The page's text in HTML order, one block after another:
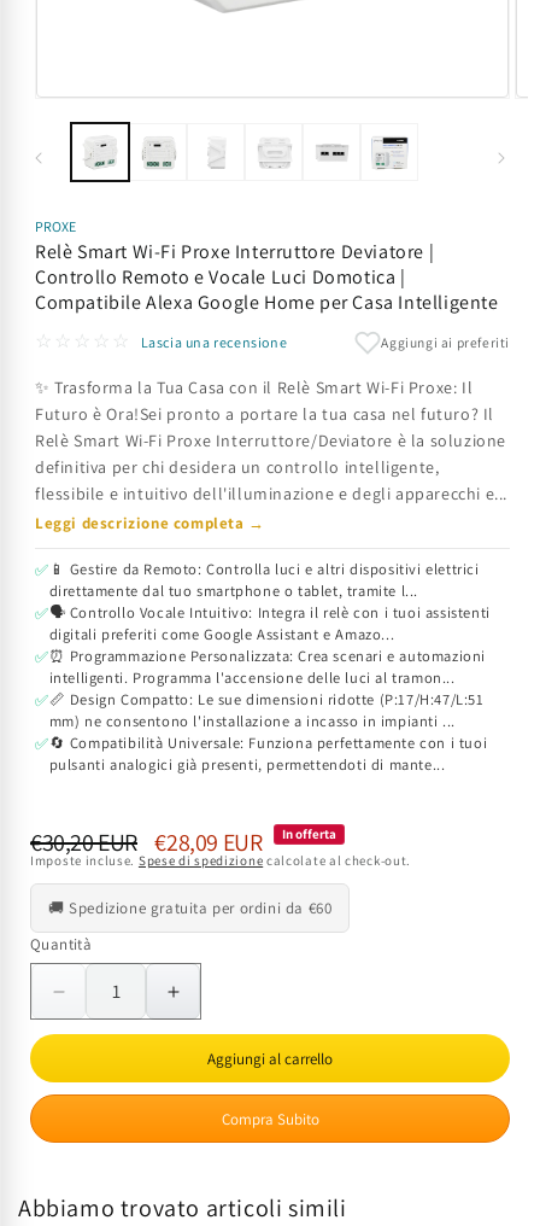
contenuti
multimediali
1
PROXE
Relè Smart Wi-Fi Proxe Interruttore Deviatore |
Controllo Remoto e Vocale Luci Domotica |
Compatibile Alexa Google Home per Casa Intelligente
☆☆☆☆☆
Lascia una recensione Aggiungi ai preferiti
✨ Trasforma la Tua Casa con il Relè Smart Wi-Fi Proxe: Il
Futuro è Ora!Sei pronto a portare la tua casa nel futuro? Il
Relè Smart Wi-Fi Proxe Interruttore/Deviatore è la soluzione
definitiva per chi desidera un controllo intelligente,
flessibile e intuitivo dell'illuminazione e degli apparecchi e...
Leggi descrizione completa →
✅ 📱 Gestire da Remoto: Controlla luci e altri dispositivi elettrici
direttamente dal tuo smartphone o tablet, tramite l...
✅🗣️ Controllo Vocale Intuitivo: Integra il relè con i tuoi assistenti
digitali preferiti come Google Assistant e Amazo...
✅⏰ Programmazione Personalizzata: Crea scenari e automazioni
intelligenti. Programma l'accensione delle luci al tramon...
✅📏 Design Compatto: Le sue dimensioni ridotte (P:17/H:47/L:51
mm) ne consentono l'installazione a incasso in impianti ...
✅🔄 Compatibilità Universale: Funziona perfettamente con i tuoi
pulsanti analogici già presenti, permettendoti di mante...
Prezzo
di
listino
€30,20 EUR
Prezzo
scontato
€28,09 EUR
In offerta
Imposte incluse. Spese di spedizione calcolate al check-out.
🚚 Spedizione gratuita per ordini da €60
Quantità
Quantità
Diminuisci
quantità
Relè
Smart
Interruttore
Aumenta
quantità
Relè
Smart
Interruttore
Aggiungi al carrello
Compra Subito
Abbiamo trovato articoli simili